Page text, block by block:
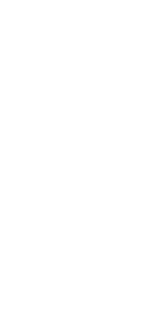
vanou, psací stůl,
ostrovy, z jejichž